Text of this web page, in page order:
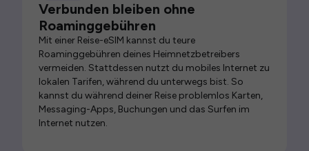
Verbunden bleiben ohne
Roaminggebühren
Mit einer Reise-eSIM kannst du teure
Roaminggebühren deines Heimnetzbetreibers
vermeiden. Stattdessen nutzt du mobiles Internet zu
lokalen Tarifen, während du unterwegs bist. So
kannst du während deiner Reise problemlos Karten,
Messaging-Apps, Buchungen und das Surfen im
Internet nutzen.